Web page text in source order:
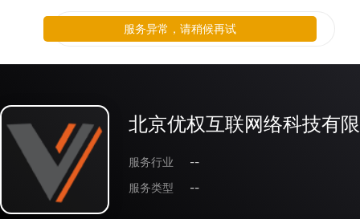
北京优权互联网络科技有
服务行业
--
服务类型
--
服务异常，请稍候再试